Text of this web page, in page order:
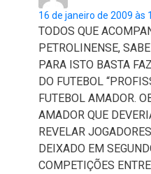
16 de janeiro de 2009 às
TODOS QUE
PETROLINENSE,
PARA ISTO BASTA
DO FUTEBOL
FUTEBOL AMADOR.
AMADOR QUE
REVELAR
DEIXADO EM
COMPETIÇÕES